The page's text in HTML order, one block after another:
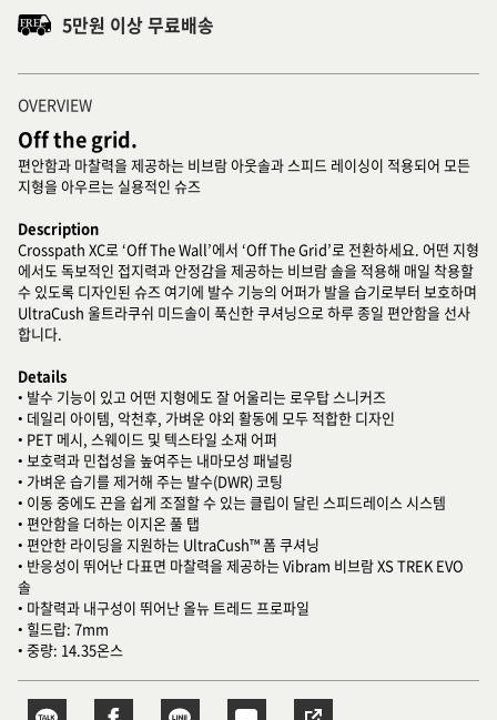
5만원 이상 무료배송
OVERVIEW
Off the grid.
편안함과 마찰력을 제공하는 비브람 아웃솔과 스피드 레이싱이 적용되어 모든
지형을 아우르는 실용적인 슈즈
Description
Crosspath XC로 ‘Off The Wall’에서 ‘Off The Grid’로 전환하세요. 어떤 지형
에서도 독보적인 접지력과 안정감을 제공하는 비브람 솔을 적용해 매일 착용할
수 있도록 디자인된 슈즈 여기에 발수 기능의 어퍼가 발을 습기로부터 보호하며
UltraCush 울트라쿠쉬 미드솔이 푹신한 쿠셔닝으로 하루 종일 편안함을 선사
합니다.
Details
• 발수 기능이 있고 어떤 지형에도 잘 어울리는 로우탑 스니커즈
• 데일리 아이템, 악천후, 가벼운 야외 활동에 모두 적합한 디자인
• PET 메시, 스웨이드 및 텍스타일 소재 어퍼
• 보호력과 민첩성을 높여주는 내마모성 패널링
• 가벼운 습기를 제거해 주는 발수(DWR) 코팅
• 이동 중에도 끈을 쉽게 조절할 수 있는 클립이 달린 스피드레이스 시스템
• 편안함을 더하는 이지온 풀 탭
• 편안한 라이딩을 지원하는 UltraCush™ 폼 쿠셔닝
• 반응성이 뛰어난 다표면 마찰력을 제공하는 Vibram 비브람 XS TREK EVO
솔
• 마찰력과 내구성이 뛰어난 올뉴 트레드 프로파일
• 힐드랍: 7mm
• 중량: 14.35온스